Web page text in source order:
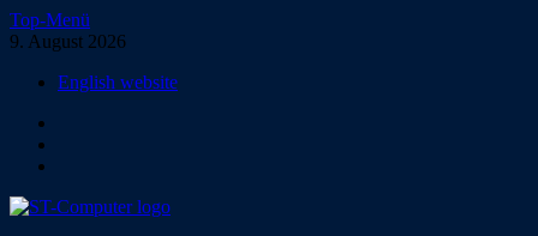
Zum
Inhalt
Top-Menü
9. August 2026
English website